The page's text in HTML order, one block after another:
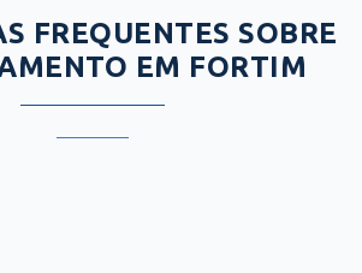
FREQUENTES SOBRE
EM FORTIM